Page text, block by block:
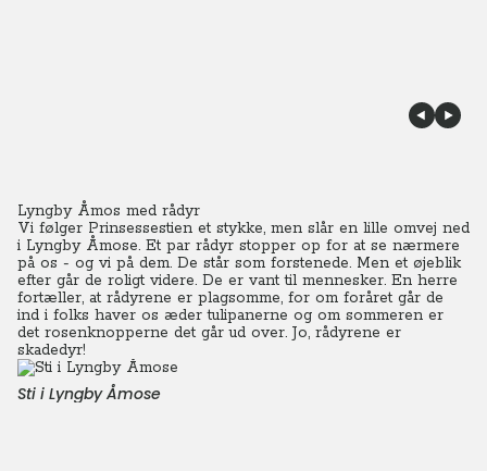
Lyngby Åmos med rådyr
Vi følger Prinsessestien et stykke, men slår en lille omvej ned
i Lyngby Åmose. Et par rådyr stopper op for at se nærmere
på os - og vi på dem. De står som forstenede. Men et øjeblik
efter går de roligt videre. De er vant til mennesker. En herre
fortæller, at rådyrene er plagsomme, for om foråret går de
ind i folks haver os æder tulipanerne og om sommeren er
det rosenknopperne det går ud over. Jo, rådyrene er
skadedyr!
Sti i Lyngby Åmose